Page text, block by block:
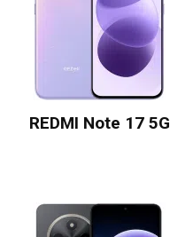
REDMI Note 17 5G